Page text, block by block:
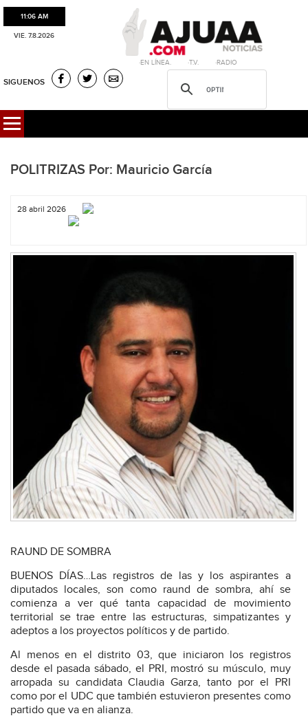
11:06 AM
VIE. 7.8.2026
·EN LÍNEA. ·T.V. ·RADIO
SIGUENOS
POLITRIZAS Por: Mauricio García
28 abril 2026
RAUND DE SOMBRA
BUENOS DÍAS…Las registros de las y los aspirantes a
diputados locales, son como raund de sombra, ahí se
comienza a ver qué tanta capacidad de movimiento
territorial se trae entre las estructuras, simpatizantes y
adeptos a los proyectos políticos y de partido.
Al menos en el distrito 03, que iniciaron los registros
desde el pasada sábado, el PRI, mostró su músculo, muy
arropada su candidata Claudia Garza, tanto por el PRI
como por el UDC que también estuvieron presentes como
partido que va en alianza.